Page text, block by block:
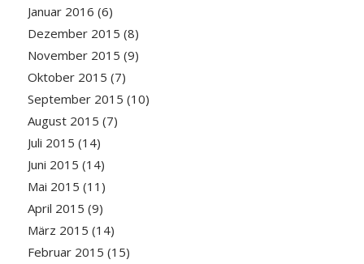
Januar 2016 (6)
Dezember 2015 (8)
November 2015 (9)
Oktober 2015 (7)
September 2015 (10)
August 2015 (7)
Juli 2015 (14)
Juni 2015 (14)
Mai 2015 (11)
April 2015 (9)
März 2015 (14)
Februar 2015 (15)